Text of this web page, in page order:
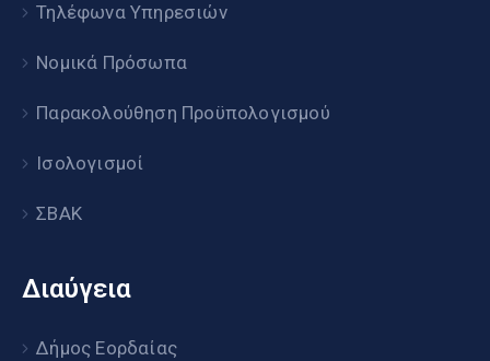
Τηλέφωνα Υπηρεσιών
Νομικά Πρόσωπα
Παρακολούθηση Προϋπολογισμού
Ισολογισμοί
ΣΒΑΚ
Διαύγεια
Δήμος Εορδαίας